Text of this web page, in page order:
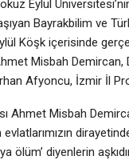
Eylül
Bayrakbilim ve
Köşk içerisinde
Misbah Demircan,
Afyoncu, İzmir İl
Ahmet Misbah
ölüm’ diyenlerin